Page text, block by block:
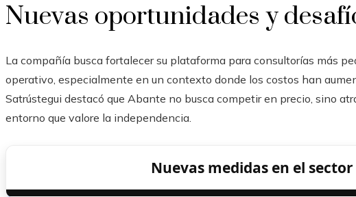
Nuevas oportunidades y
La compañía busca fortalecer su plataforma para consultorías más
operativo, especialmente en un contexto donde los costos han
Satrústegui destacó que Abante no busca competir en precio, sino
entorno que valore la independencia.
Nuevas medidas en el